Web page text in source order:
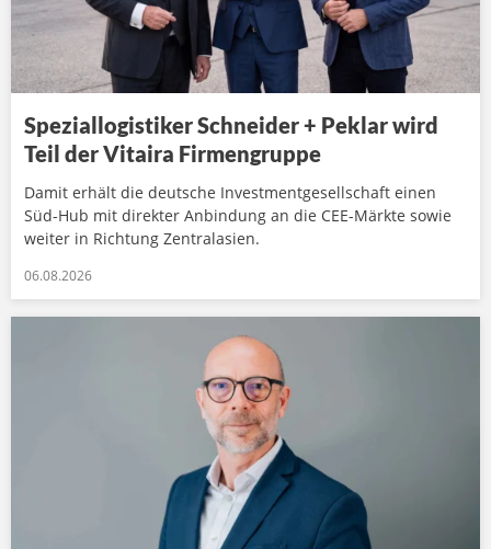
Speziallogistiker Schneider + Peklar wird
Teil der Vitaira Firmengruppe
Damit erhält die deutsche Investmentgesellschaft einen
Süd-Hub mit direkter Anbindung an die CEE-Märkte sowie
weiter in Richtung Zentralasien.
06.08.2026